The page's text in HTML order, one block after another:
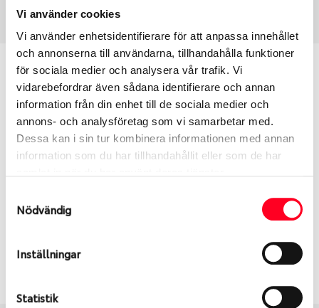
Vi använder cookies
Vi använder enhetsidentifierare för att anpassa innehållet
och annonserna till användarna, tillhandahålla funktioner
för sociala medier och analysera vår trafik. Vi
vidarebefordrar även sådana identifierare och annan
information från din enhet till de sociala medier och
annons- och analysföretag som vi samarbetar med.
Dessa kan i sin tur kombinera informationen med annan
information som du har tillhandahållit eller som de har
Nödvändig
Inställningar
Statistik
1391
Passar detta däck min bil?
Ange registreringsnummer för att se om det däck
du valt passar din bilmodell. Om du köper däck som
skall sättas på dina befintliga fälgar, se till att kolla
en extra gång så att däck och fälg har samma
bilen hade ut från fabrik.
S Sök